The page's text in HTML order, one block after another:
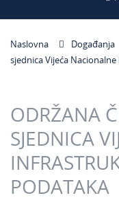
Naslovna Događanja
sjednica Vijeća
ODRŽANA
SJEDNICA
PODATAKA